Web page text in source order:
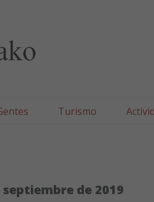
Turismo
septiembre de 2019